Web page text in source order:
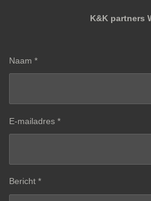
K&K partners
Naam *
E-mailadres *
Bericht *